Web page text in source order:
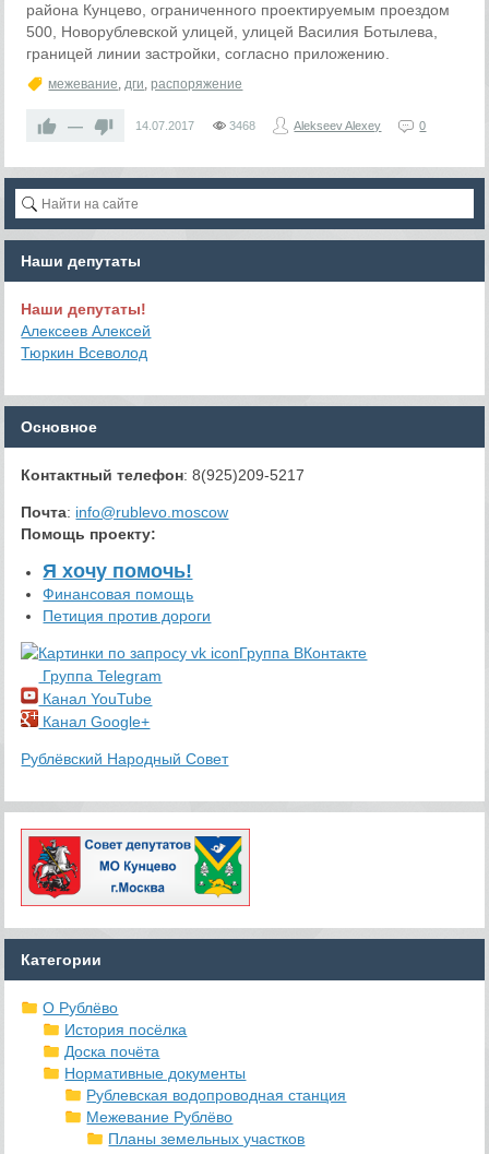
района Кунцево, ограниченного проектируемым проездом
500, Новорублевской улицей, улицей Василия Ботылева,
границей линии застройки, согласно приложению.
межевание,дги,распоряжение
— 14.07.2017 3468 Alekseev Alexey 0
Наши депутаты
Наши депутаты!
Алексеев Алексей
Тюркин Всеволод
Основное
Контактный телефон: 8(925)209-5217
Почта: info@rublevo.moscow
Помощь проекту:
Я хочу помочь!
Финансовая помощь
Петиция против дороги
Группа ВКонтакте
Группа Telegram
Канал YouTube
Канал Google+
Рублёвский Народный Совет
Категории
О Рублёво
История посёлка
Доска почёта
Нормативные документы
Рублевская водопроводная станция
Межевание Рублёво
Планы земельных участков